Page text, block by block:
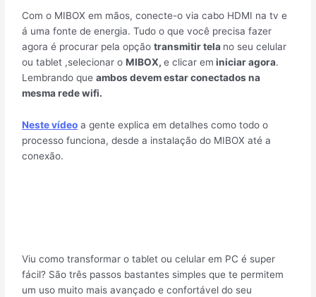
Com o MIBOX em mãos, conecte-o via cabo HDMI na tv e
á uma fonte de energia. Tudo o que você precisa fazer
agora é procurar pela opçãotransmitir tela no seu celular
ou tablet ,selecionar oMIBOX,e clicar em iniciar agora.
Lembrando queambos devem estar conectados na
mesma rede wifi.
Neste vídeo a gente explica em detalhes como todo o
processo funciona, desde a instalação do MIBOX até a
conexão.
Viu como transformar o tablet ou celular em PC é super
fácil? São três passos bastantes simples que te permitem
um uso muito mais avançado e confortável do seu